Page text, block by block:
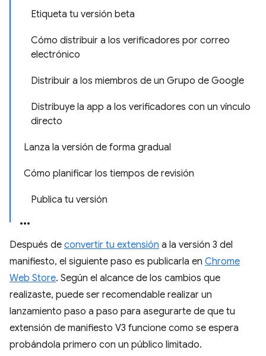
Etiqueta tu versión beta
Cómo distribuir a los verificadores por correo
electrónico
Distribuir a los miembros de un Grupo de Google
Distribuye la app a los verificadores con un vínculo
directo
Lanza la versión de forma gradual
Cómo planificar los tiempos de revisión
Publica tu versión
Después de convertir tu extensión a la versión 3 del
manifiesto, el siguiente paso es publicarla en Chrome
Web Store. Según el alcance de los cambios que
realizaste, puede ser recomendable realizar un
lanzamiento paso a paso para asegurarte de que tu
extensión de manifiesto V3 funcione como se espera
probándola primero con un público limitado.